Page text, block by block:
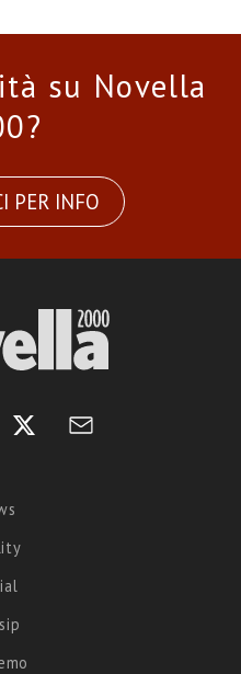
su Novella
PER INFO